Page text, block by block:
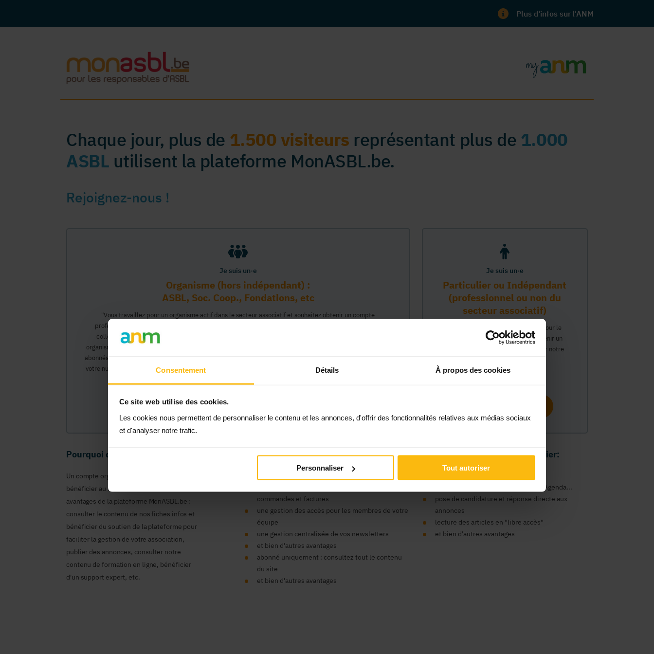
Consentement Détails À propos des cookies
Ce site web utilise des cookies.
Les cookies nous permettent de personnaliser le contenu et les annonces, d'offrir des fonctionnalités relatives aux médias sociaux
et d'analyser notre trafic.
Personnaliser Tout autoriser
Plus d'infos sur l'ANM
Chaque jour, plus de 1.500 visiteurs représentant plus de 1.000
ASBL utilisent la plateforme MonASBL.be.
Rejoignez-nous !
Je suis un·e
Organisme (hors indépendant) :
ASBL, Soc. Coop., Fondations, etc
"Vous travaillez pour un organisme actif dans le secteur associatif et souhaitez obtenir un compte
professionnel vous permettant d'interagir sur la plateforme MonASBL au nom de votre organisme. Vos
collègues pourront créer leur propre compte lié à ce compte professionnel et ainsi représenter votre
organisme et interagir au nom de celui-ci, accéder à tout le contenu de la plateforme MonASBL (réservé aux
abonnés).</0>Cette inscription comprendra deux étapes : 1/ identifiaction de l'organisme (munissez-vous de
votre numéro Banque Carrefour de l'Entreprise)2/ création de votre compte individuel professionnel lié à cet
Continuer
Je suis un·e
Particulier ou Indépendant
(professionnel ou non du
secteur associatif)
Vous travaillez ou avez un intérêt pour le
secteur associatif et souhaitez obtenir un
compte personnel pour interagir sur notre
Pourquoi devenir membre en tant qu’organisme ?
Un compte organisme est nécessaire pour
bénéficier au nom de votre ASBL des
avantages de la plateforme MonASBL.be :
consulter le contenu de nos fiches infos et
bénéficier du soutien de la plateforme pour
faciliter la gestion de votre association,
publier des annonces, consulter notre
contenu de formation en ligne, bénéficier
d'un support expert, etc.
commandes et factures
une gestion des accès pour les membres de votre
équipe
une gestion centralisée de vos newsletters
et bien d'autres avantages
abonné uniquement : consultez tout le contenu
du site
et bien d'autres avantages
Vos avantages comme particulier:
consultation des annonces Emploi, Agenda...
pose de candidature et réponse directe aux
annonces
lecture des articles en "libre accès"
et bien d'autres avantages